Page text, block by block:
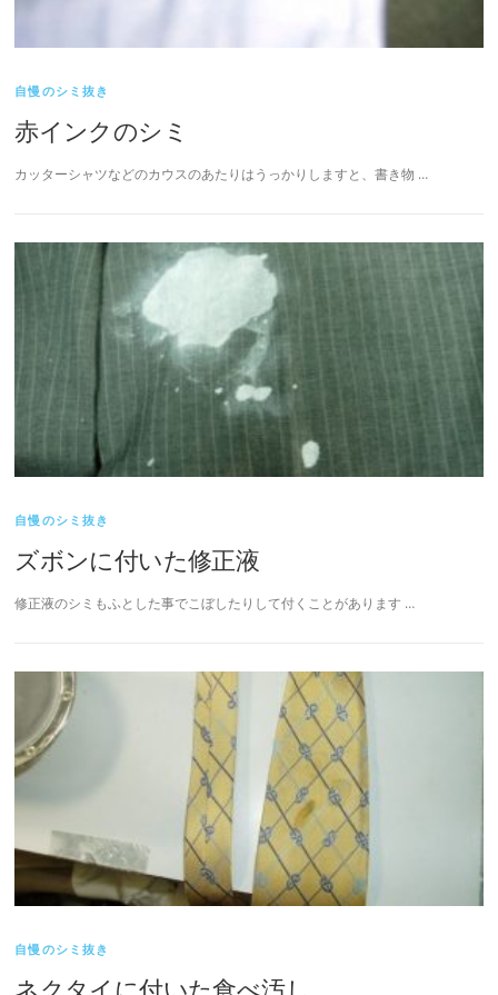
自慢のシミ抜き
赤インクのシミ
カッターシャツなどのカウスのあたりはうっかりしますと、書き物 …
自慢のシミ抜き
ズボンに付いた修正液
修正液のシミもふとした事でこぼしたりして付くことがあります …
自慢のシミ抜き
ネクタイに付いた食べ汚し